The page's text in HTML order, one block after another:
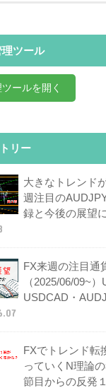
ツール
ールを開く
リー
大きなトレンド
週注目の
録と今後の展望
FX来週の注目通
（2025/06/09~）
USDCAD・
FXでトレンド転
っていくN理論
節目からの反発